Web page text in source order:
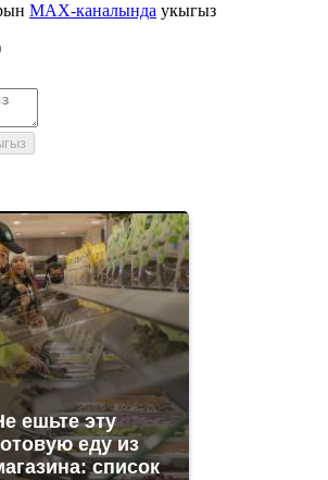
MAX-каналында укыгыз
ешьте эту
еду из
список